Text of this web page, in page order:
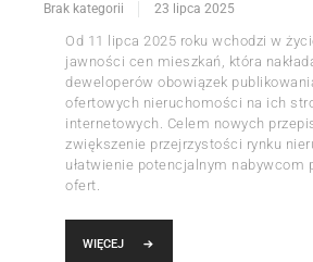
Brak kategorii 23 lipca 2025
Od 11 lipca 2025 roku wchodzi w
jawności cen mieszkań, która
deweloperów obowiązek
ofertowych nieruchomości na ich
internetowych. Celem nowych
zwiększenie przejrzystości rynku
ułatwienie potencjalnym nabywcom
ofert.
WIĘCEJ